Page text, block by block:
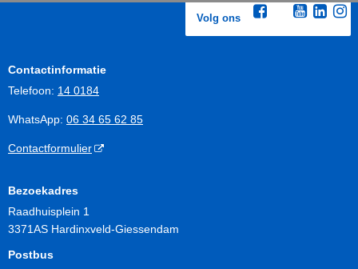
Volg ons
Contactinformatie
Telefoon: 14 0184
WhatsApp: 06 34 65 62 85
Contactformulier
Bezoekadres
Raadhuisplein 1
3371AS Hardinxveld-Giessendam
Postbus